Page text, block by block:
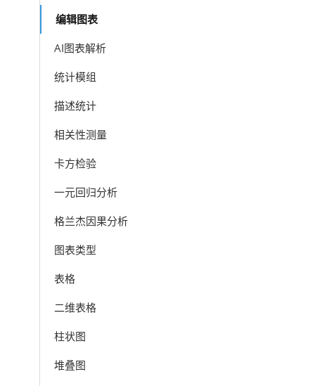
编辑图表
AI图表解析
统计模组
描述统计
相关性测量
卡方检验
一元回归分析
格兰杰因果分析
图表类型
表格
二维表格
柱状图
堆叠图